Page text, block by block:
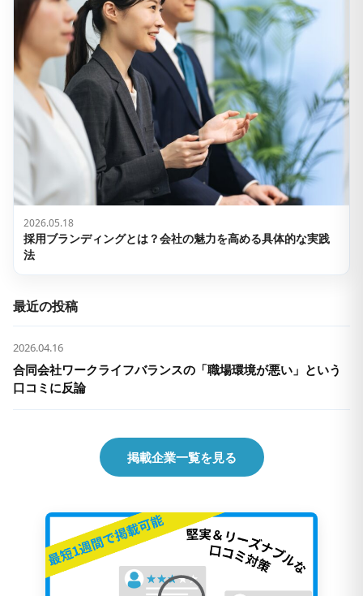
2026.05.18
採用ブランディングとは？会社の魅力を高める具体的な実践
法
最近の投稿
2026.04.16
合同会社ワークライフバランスの「職場環境が悪い」という
口コミに反論
掲載企業一覧を見る